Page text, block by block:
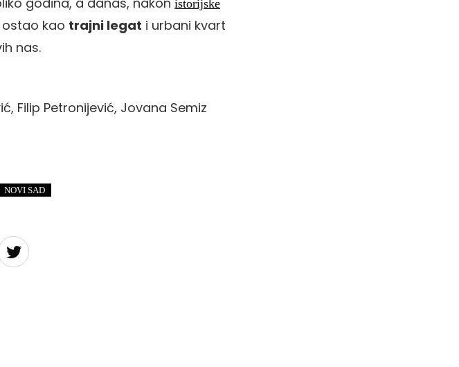
istorijske
ostao kao trajni legat i urbani kvart
nas.
Filip Petronijević, Jovana Semiz
NOVI SAD